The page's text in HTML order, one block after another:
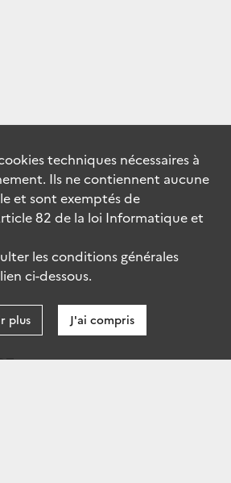
techniques nécessaires à
Ils ne contiennent aucune
et sont exemptés de
82 de la loi Informatique et
les conditions générales
ci-dessous.
plus J'ai compris